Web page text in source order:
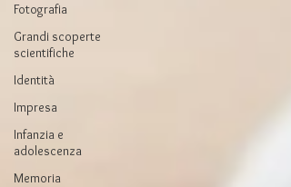
Fotografia
Grandi scoperte
scientifiche
Identità
Impresa
Infanzia e
adolescenza
Memoria